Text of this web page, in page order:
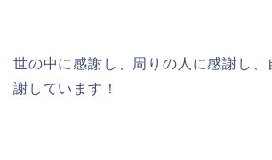
世の中に感謝し、周りの人に感謝し、
謝しています！